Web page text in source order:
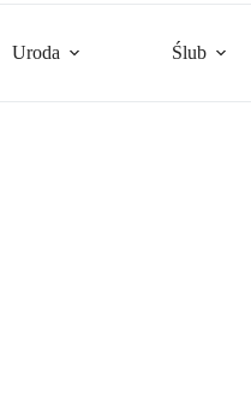
Uroda Ślub